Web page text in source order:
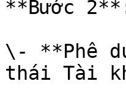
**Bước
\- **Phê
thái Tài